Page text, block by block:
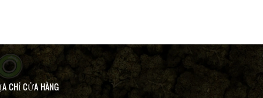
CHỈ CỬA HÀNG